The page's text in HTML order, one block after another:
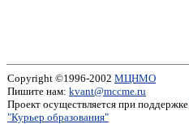
Copyright ©1996-2002 МЦНМО
Пишите нам: kvant@mccme.ru
Проект осуществляется при поддержке
"Курьер образования"